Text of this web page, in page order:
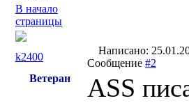
В начало
страницы
k2400
Написано:
Сообщение #2
Ветеран
ASS